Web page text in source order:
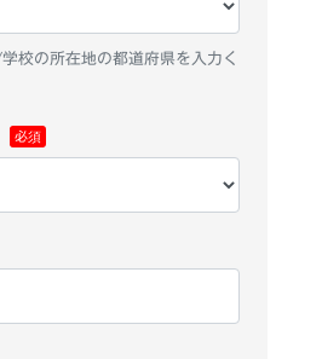
校の所在地の都道府県を入力く